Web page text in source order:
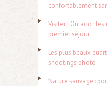
h
r
confortablement
Visiter l’Ontario :
premier séjour
Les plus beaux
shootings photo
Nature sauvage :